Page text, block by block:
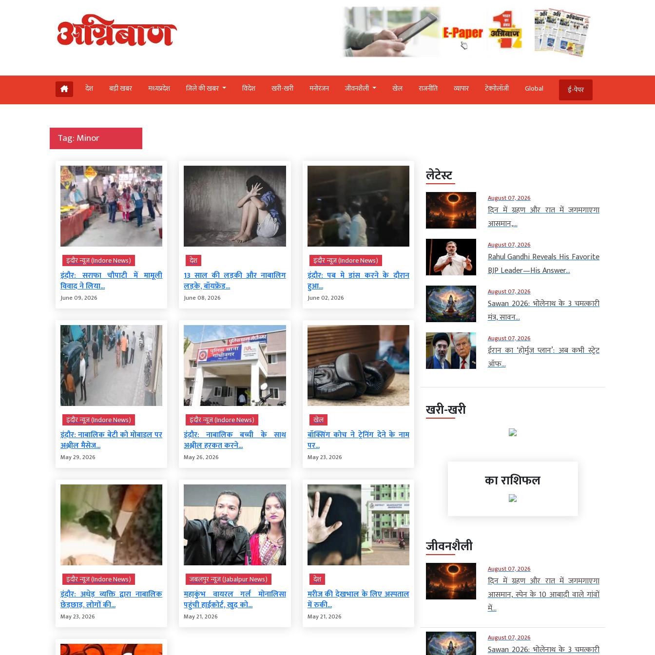
देश बड़ी खबर मध्‍यप्रदेश जिले की खबर विदेश खरी-खरी मनोरंजन जीवनशैली खेल राजनीति व्‍यापार टेक्‍नोलॉजी Global ई-पेपर
Tag:Minor
इंदौर न्यूज़ (Indore News)
इंदौर: सराफा चौपाटी में मामूली
विवाद ने लिया...
June 09, 2026
देश
13 साल की लड़की और नाबालिग
लड़के, बॉयफ्रेंड...
June 08, 2026
इंदौर न्यूज़ (Indore News)
इंदौर: पब मे डांस करने के दौरान
हुआ...
June 02, 2026
इंदौर न्यूज़ (Indore News)
इंदौर: नाबालिक बेटी को मोबाइल पर
अश्लील मैसेज...
May 29, 2026
इंदौर न्यूज़ (Indore News)
इंदौर: नाबालिक बच्ची के साथ
अश्लील हरकत करने...
May 26, 2026
खेल
बॉक्सिंग कोच ने ट्रेनिंग देने के नाम
पर...
May 23, 2026
इंदौर न्यूज़ (Indore News)
इंदौर: अधेड़ व्यक्ति द्वारा नाबालिक
छेड़छाड़, लोगों की...
May 23, 2026
जबलपुर न्यूज़ (Jabalpur News)
महाकुंभ वायरल गर्ल मोनालिसा
पहुंची हाईकोर्ट, खुद को...
May 21, 2026
देश
मरीज की देखभाल के लिए अस्पताल
में रुकी...
May 21, 2026
लेटेस्ट
August 07, 2026
दिन में ग्रहण और रात में जगमगाएगा
आसमान,...
August 07, 2026
Rahul Gandhi Reveals His Favorite
BJP Leader—His Answer...
August 07, 2026
Sawan 2026: भोलेनाथ के 3 चमत्कारी
मंत्र, सावन...
August 07, 2026
ईरान का ‘होर्मुज प्लान’: अब कभी स्ट्रेट
ऑफ...
खरी-खरी
का राशिफल
जीवनशैली
August 07, 2026
दिन में ग्रहण और रात में जगमगाएगा
आसमान, स्पेन के 10 आबादी वाले गांवों
में...
August 07, 2026
Sawan 2026: भोलेनाथ के 3 चमत्कारी